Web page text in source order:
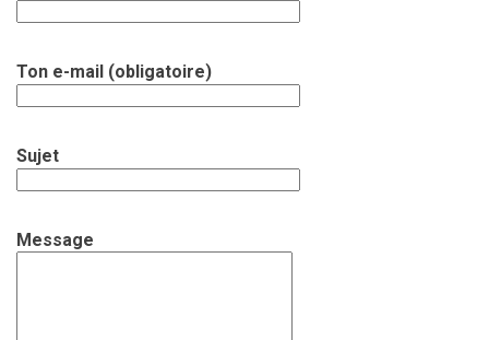
Ton e-mail (obligatoire)
Sujet
Message